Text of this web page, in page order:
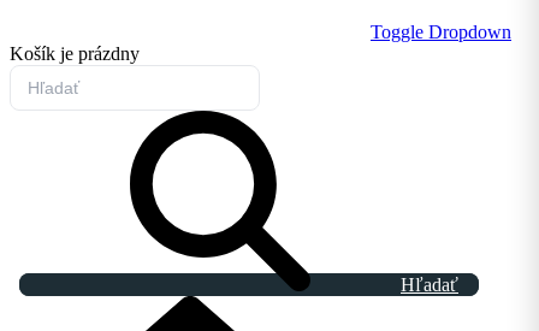
Toggle Dropdown
Košík je prázdny
Hľadať